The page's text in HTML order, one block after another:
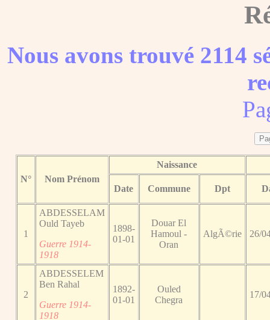
Nous avons trouvé 2114
N° Nom Prénom
Naissance
Date Commune Dpt
1
ABDESSELAM
Ould Tayeb
Guerre 1914-
1918
1898-
01-01
Douar El
Hamoul -
Oran
AlgÃ©rie 26/
2
ABDESSELEM
Ben Rahal
Guerre 1914-
1918
1892-
01-01
Ouled
Chegra
17/